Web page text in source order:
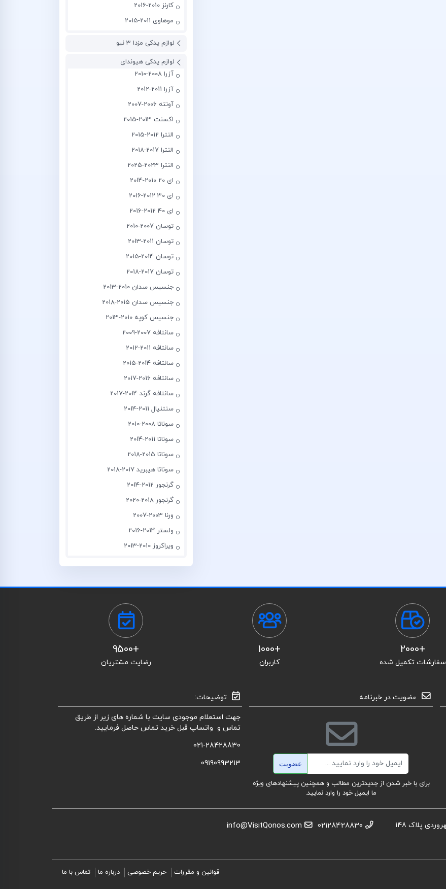
کارنز 2010-2016
موهاوی 2011-2015
لوازم یدکی مزدا 3 نیو
لوازم یدکی هیوندای
آزرا 2008-2010
آزرا 2011-2012
آونته 2006-2007
اکسنت 2013-2015
النترا 2012-2015
النترا 2017-2018
النترا 2023-2025
ای 20 2010-2014
ای 30 2012-2016
ای 40 2012-2016
توسان 2007-2010
توسان 2011-2013
توسان 2014-2015
توسان 2017-2018
جنسیس سدان 2010-2013
جنسیس سدان 2015-2018
جنسیس کوپه 2010-2013
سانتافه 2007-2009
سانتافه 2011-2012
سانتافه 2014-2015
سانتافه 2016-2017
سانتافه گرند 2014-2017
سنتنیال 2011-2014
سوناتا 2008-2010
سوناتا 2011-2014
سوناتا 2015-2018
سوناتا هیبرید 2017-2018
گرنجور 2012-2014
گرنجور 2018-2020
ورنا 2003-2007
ولستر 2014-2016
ویراکروز 2010-2013
+2000
سفارشات تکمیل شده
+1000
کاربران
+9500
رضایت مشتریان
عضویت در خبرنامه
ایمیل عضویت
برای با خبر شدن از جدیدترین مطالب و همچنین پیشنهادهای ویژه
ما ایمیل خود را وارد نمایید.
توضیحات:
جهت استعلام موجودی سایت با شماره های زیر از طریق
تماس و واتساپ قبل خرید تماس حاصل فرمایید.
021-28428830
09190993213
استان تهران، عباس آباد،خیابان بهشتی، بعد از تقاطع سهروردی پلاک 148
02128428830
info@VisitQonos.com
قوانین و مقررات حریم خصوصی درباره ما تماس با ما